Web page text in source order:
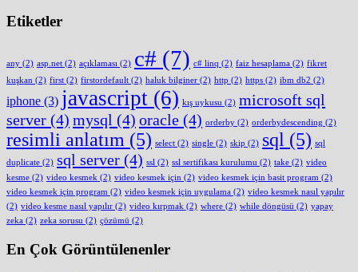
Etiketler
any (2) asp.net (2) açıklaması (2) c# (7) c# linq (2) faiz hesaplama (2) fikret
kuşkan (2) first (2) firstordefault (2) haluk bilginer (2) http (2) https (2) ibm db2 (2)
iphone (3) javascript (6) kış uykusu (2) microsoft sql
server (4) mysql (4) oracle (4) orderby (2) orderbydescending (2)
resimli anlatım (5) select (2) single (2) skip (2) sql (5) sql
duplicate (2) sql server (4) ssl (2) ssl sertifikası kurulumu (2) take (2) video
kesme (2) video kesmek (2) video kesmek için (2) video kesmek için basit program (2)
video kesmek için program (2) video kesmek için uygulama (2) video kesmek nasıl yapılır
(2) video kesme nasıl yapılır (2) video kırpmak (2) where (2) while döngüsü (2) yapay
zeka (2) zeka sorusu (2) çözümü (2)
En Çok Görüntülenenler